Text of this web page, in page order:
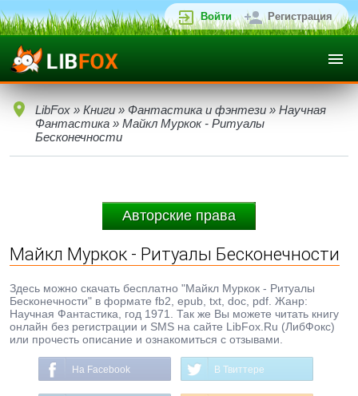
Войти Регистрация
LibFox » Книги » Фантастика и фэнтези » Научная
Фантастика » Майкл Муркок - Ритуалы
Бесконечности
Авторские права
Майкл Муркок - Ритуалы Бесконечности
Здесь можно скачать бесплатно "Майкл Муркок - Ритуалы
Бесконечности" в формате fb2, epub, txt, doc, pdf. Жанр:
Научная Фантастика, год 1971. Так же Вы можете читать книгу
онлайн без регистрации и SMS на сайте LibFox.Ru (ЛибФокс)
или прочесть описание и ознакомиться с отзывами.
На Facebook В Твиттере